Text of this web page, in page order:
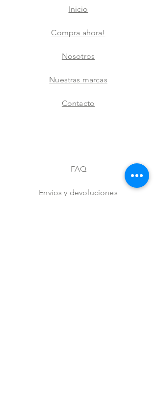
Inicio
Compra ahora!
Nosotros
Nuestras marcas
Contacto
FAQ
Envíos y devoluciones